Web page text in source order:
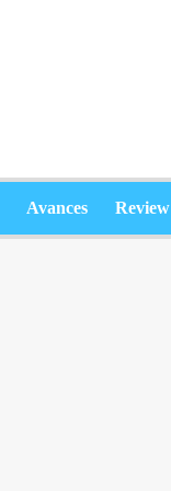
Avances Review